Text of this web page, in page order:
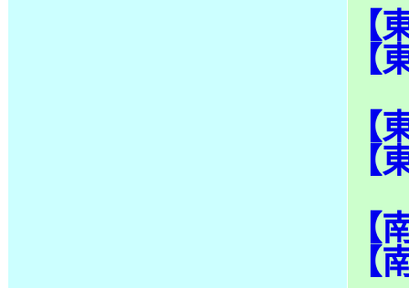
【
【
【
【
【
【